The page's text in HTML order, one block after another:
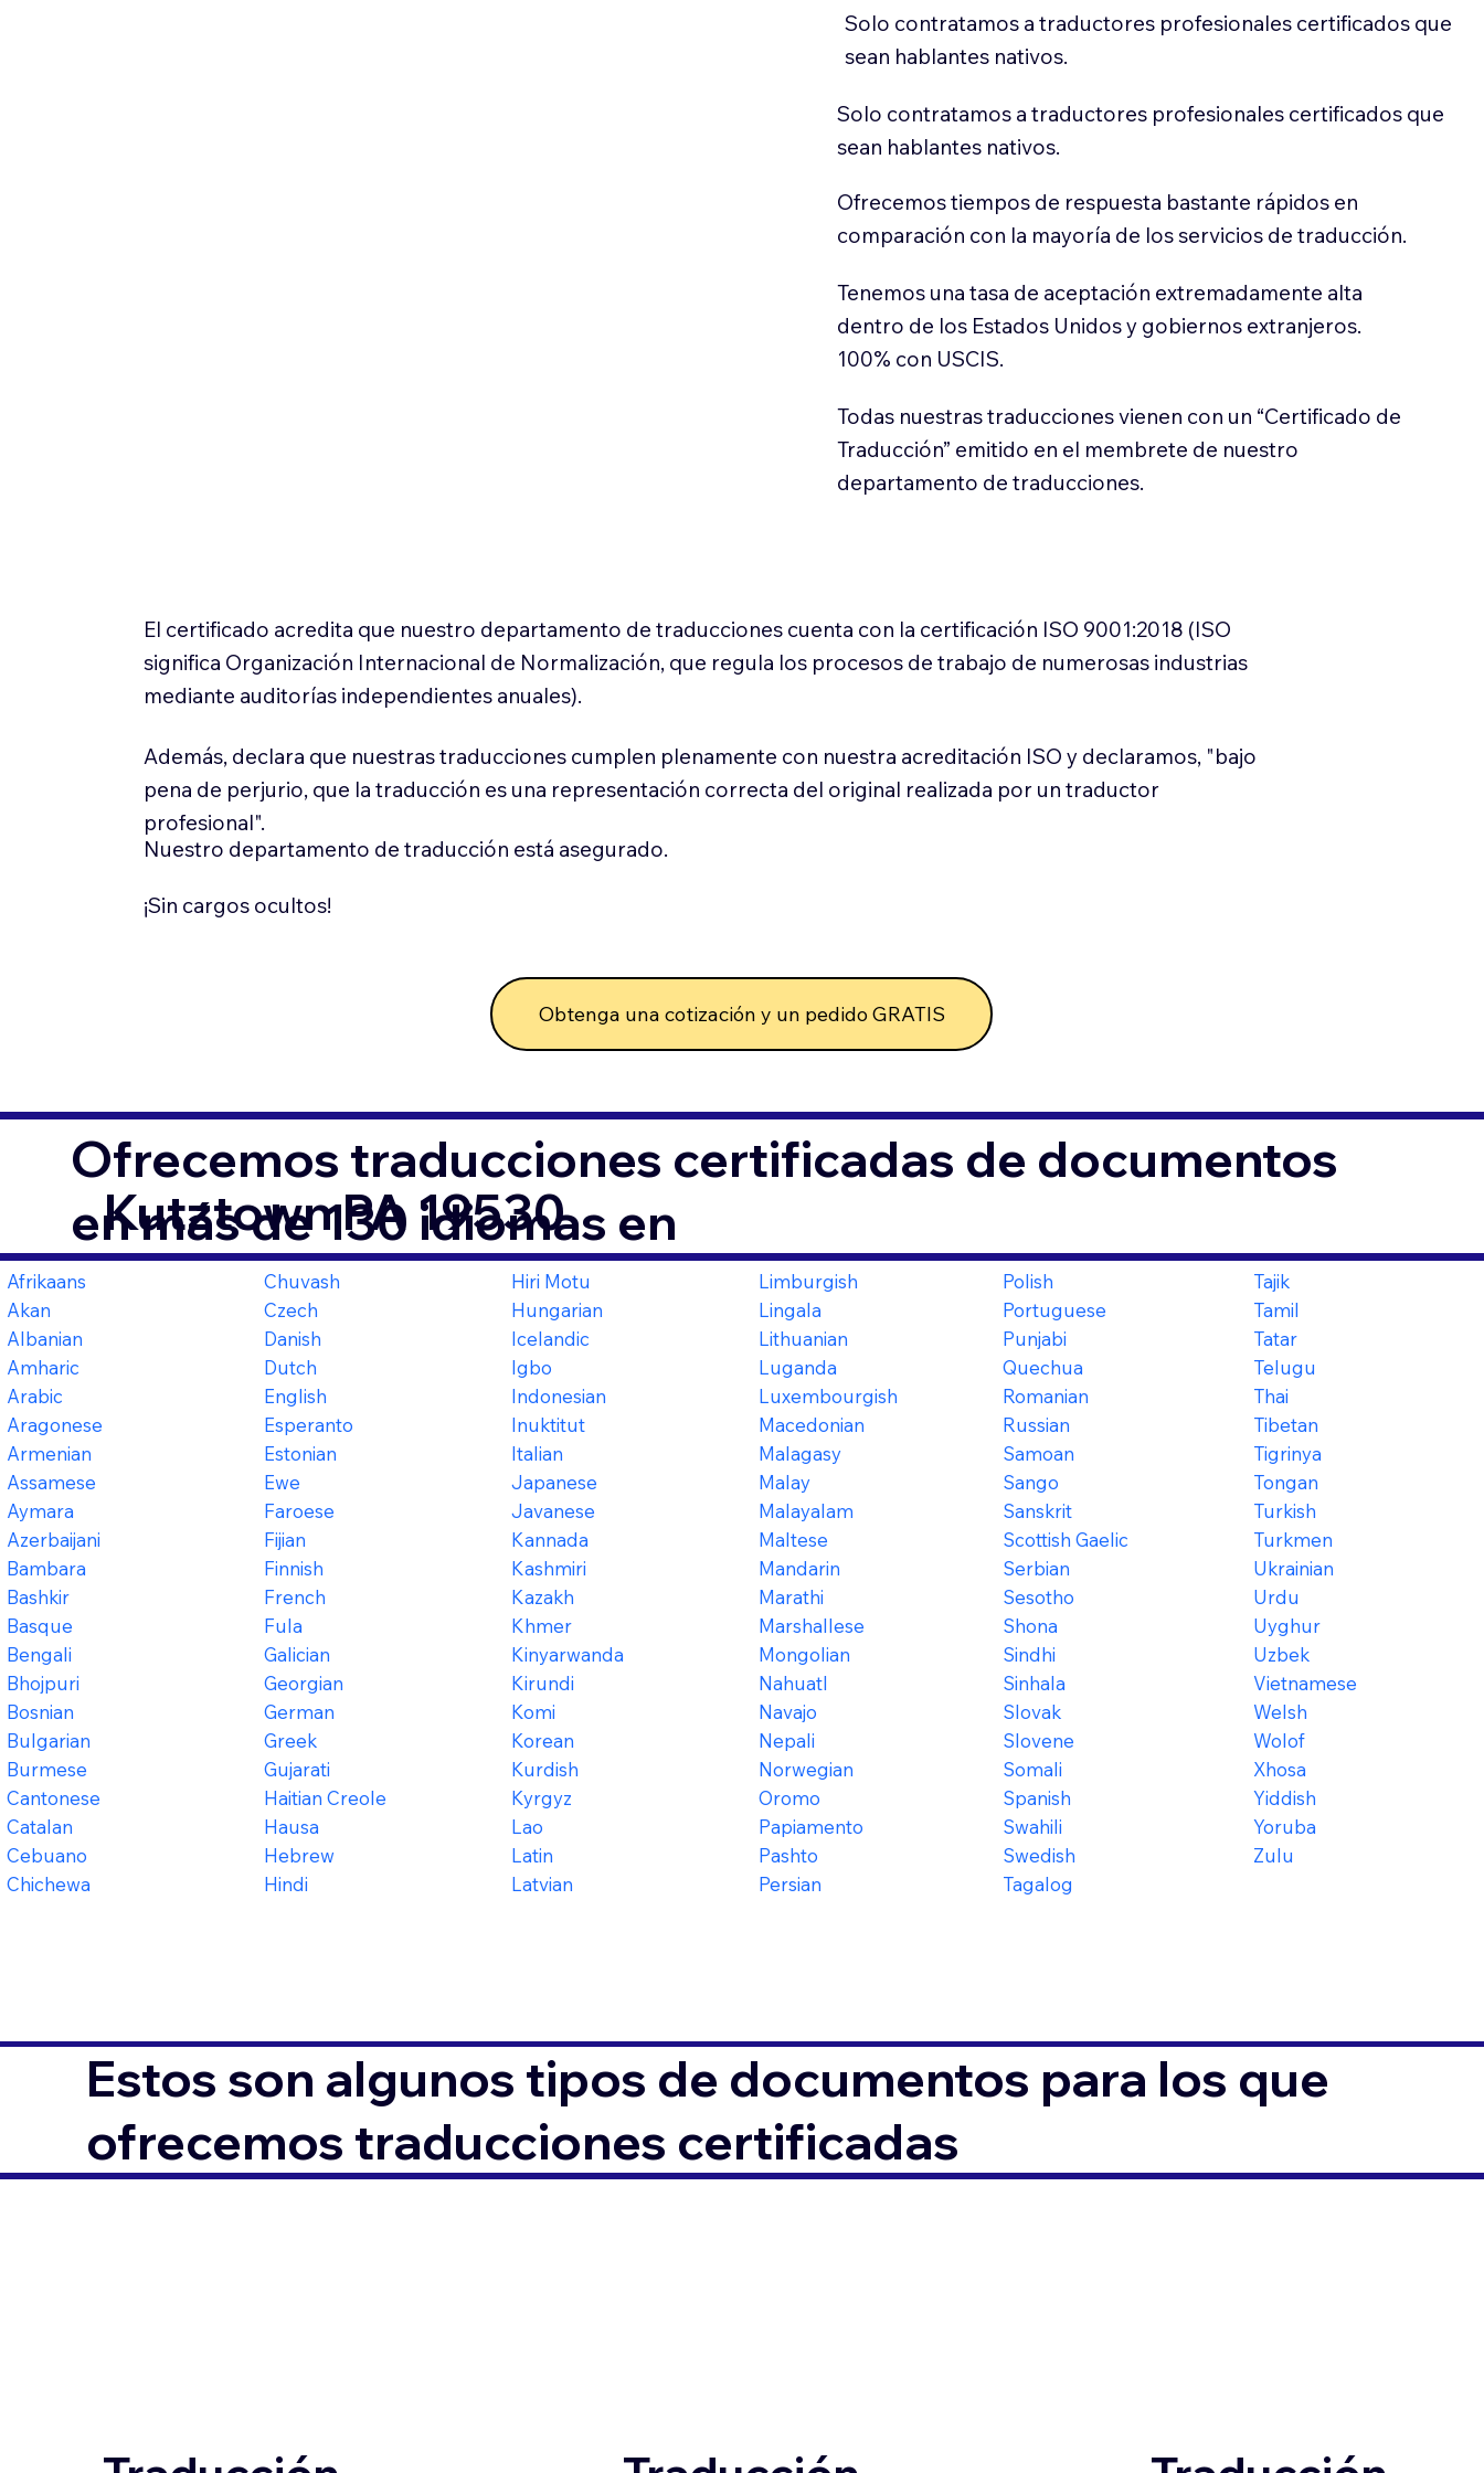
Solo contratamos a traductores profesionales certificados que
sean hablantes nativos.
Solo contratamos a traductores profesionales certificados que
sean hablantes nativos.
Ofrecemos tiempos de respuesta bastante rápidos en
comparación con la mayoría de los servicios de traducción.
Tenemos una tasa de aceptación extremadamente alta
dentro de los Estados Unidos y gobiernos extranjeros.
100% con USCIS.
Todas nuestras traducciones vienen con un “Certificado de
Traducción” emitido en el membrete de nuestro
departamento de traducciones.
El certificado acredita que nuestro departamento de traducciones cuenta con la certificación ISO 9001:2018 (ISO
significa Organización Internacional de Normalización, que regula los procesos de trabajo de numerosas industrias
mediante auditorías independientes anuales).
Además, declara que nuestras traducciones cumplen plenamente con nuestra acreditación ISO y declaramos, "bajo
pena de perjurio, que la traducción es una representación correcta del original realizada por un traductor
profesional".
Nuestro departamento de traducción está asegurado.
¡Sin cargos ocultos!
Obtenga una cotización y un pedido GRATIS
Ofrecemos traducciones certificadas de documentos
en más de 130 idiomas en
Kutztown PA 19530
Afrikaans
Akan
Albanian
Amharic
Arabic
Aragonese
Armenian
Assamese
Aymara
Azerbaijani
Bambara
Bashkir
Basque
Bengali
Bhojpuri
Bosnian
Bulgarian
Burmese
Cantonese
Catalan
Cebuano
Chichewa
Chuvash
Czech
Danish
Dutch
English
Esperanto
Estonian
Ewe
Faroese
Fijian
Finnish
French
Fula
Galician
Georgian
German
Greek
Gujarati
Haitian Creole
Hausa
Hebrew
Hindi
Hiri Motu
Hungarian
Icelandic
Igbo
Indonesian
Inuktitut
Italian
Japanese
Javanese
Kannada
Kashmiri
Kazakh
Khmer
Kinyarwanda
Kirundi
Komi
Korean
Kurdish
Kyrgyz
Lao
Latin
Latvian
Limburgish
Lingala
Lithuanian
Luganda
Luxembourgish
Macedonian
Malagasy
Malay
Malayalam
Maltese
Mandarin
Marathi
Marshallese
Mongolian
Nahuatl
Navajo
Nepali
Norwegian
Oromo
Papiamento
Pashto
Persian
Polish
Portuguese
Punjabi
Quechua
Romanian
Russian
Samoan
Sango
Sanskrit
Scottish Gaelic
Serbian
Sesotho
Shona
Sindhi
Sinhala
Slovak
Slovene
Somali
Spanish
Swahili
Swedish
Tagalog
Tajik
Tamil
Tatar
Telugu
Thai
Tibetan
Tigrinya
Tongan
Turkish
Turkmen
Ukrainian
Urdu
Uyghur
Uzbek
Vietnamese
Welsh
Wolof
Xhosa
Yiddish
Yoruba
Zulu
Estos son algunos tipos de documentos para los que
ofrecemos traducciones certificadas